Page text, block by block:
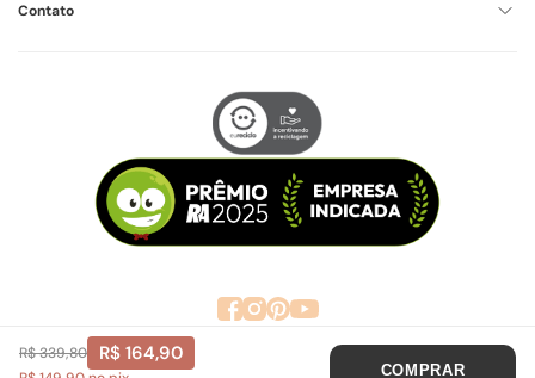
R$ 339,80 R$ 164,90
COMPRAR
Contato
AGORA SOU MAE LTDA - CNPJ 16.624.250/0001-32